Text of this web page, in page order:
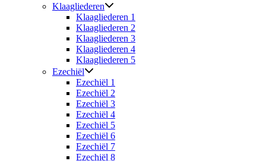
Klaagliederen
Klaagliederen 1
Klaagliederen 2
Klaagliederen 3
Klaagliederen 4
Klaagliederen 5
Ezechiël
Ezechiël 1
Ezechiël 2
Ezechiël 3
Ezechiël 4
Ezechiël 5
Ezechiël 6
Ezechiël 7
Ezechiël 8